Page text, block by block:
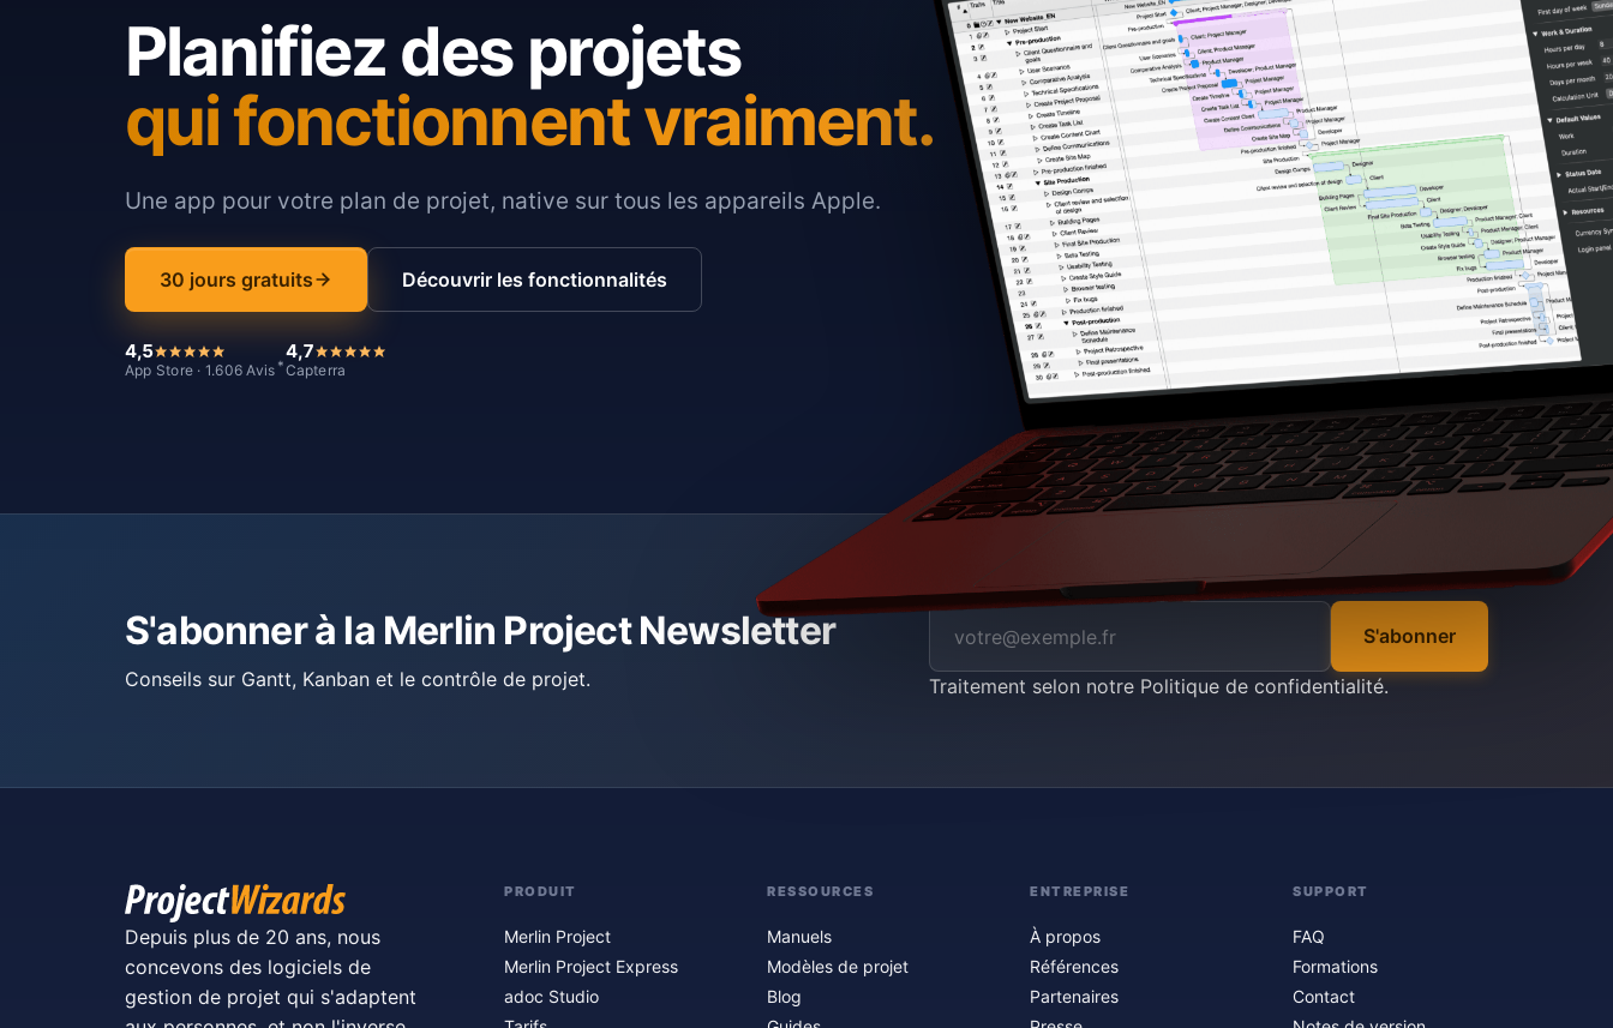
Planifiez des projets
qui fonctionnent vraiment.
Une app pour votre plan de projet, native sur tous les appareils Apple.
30 jours gratuits Découvrir les fonctionnalités
4,5
App Store · 1.606 Avis *
4,7
Capterra
S'abonner à la Merlin Project Newsletter
Conseils sur Gantt, Kanban et le contrôle de projet.
S'abonner
Traitement selon notre Politique de confidentialité.
Depuis plus de 20 ans, nous
concevons des logiciels de
gestion de projet qui s'adaptent
PRODUIT
Merlin Project
Merlin Project Express
adoc Studio
RESSOURCES
Manuels
Modèles de projet
Blog
ENTREPRISE
À propos
Références
Partenaires
SUPPORT
FAQ
Formations
Contact